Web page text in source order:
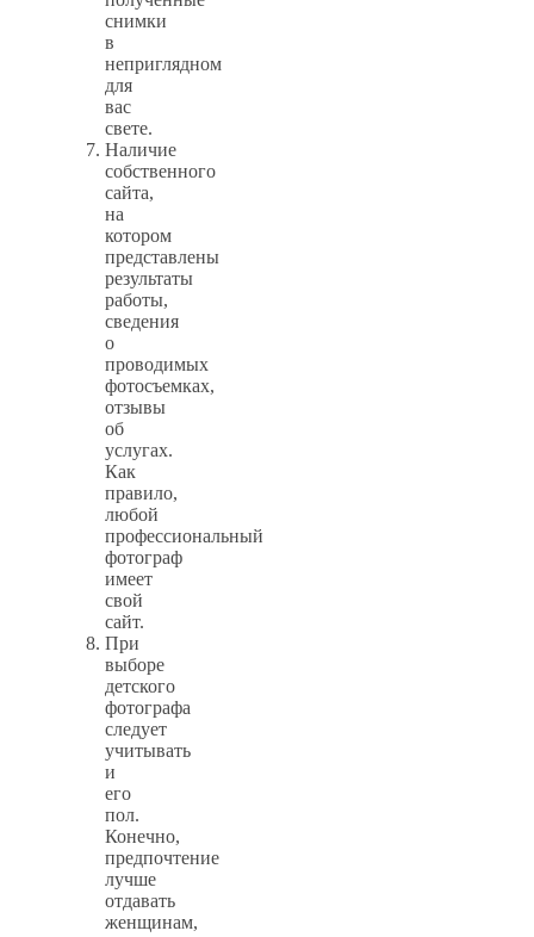
снимки
в
неприглядном
для
вас
свете.
Наличие
собственного
сайта,
на
котором
представлены
результаты
работы,
сведения
о
проводимых
фотосъемках,
отзывы
об
услугах.
Как
правило,
любой
профессиональный
фотограф
имеет
свой
сайт.
При
выборе
детского
фотографа
следует
учитывать
и
его
пол.
Конечно,
предпочтение
лучше
отдавать
женщинам,